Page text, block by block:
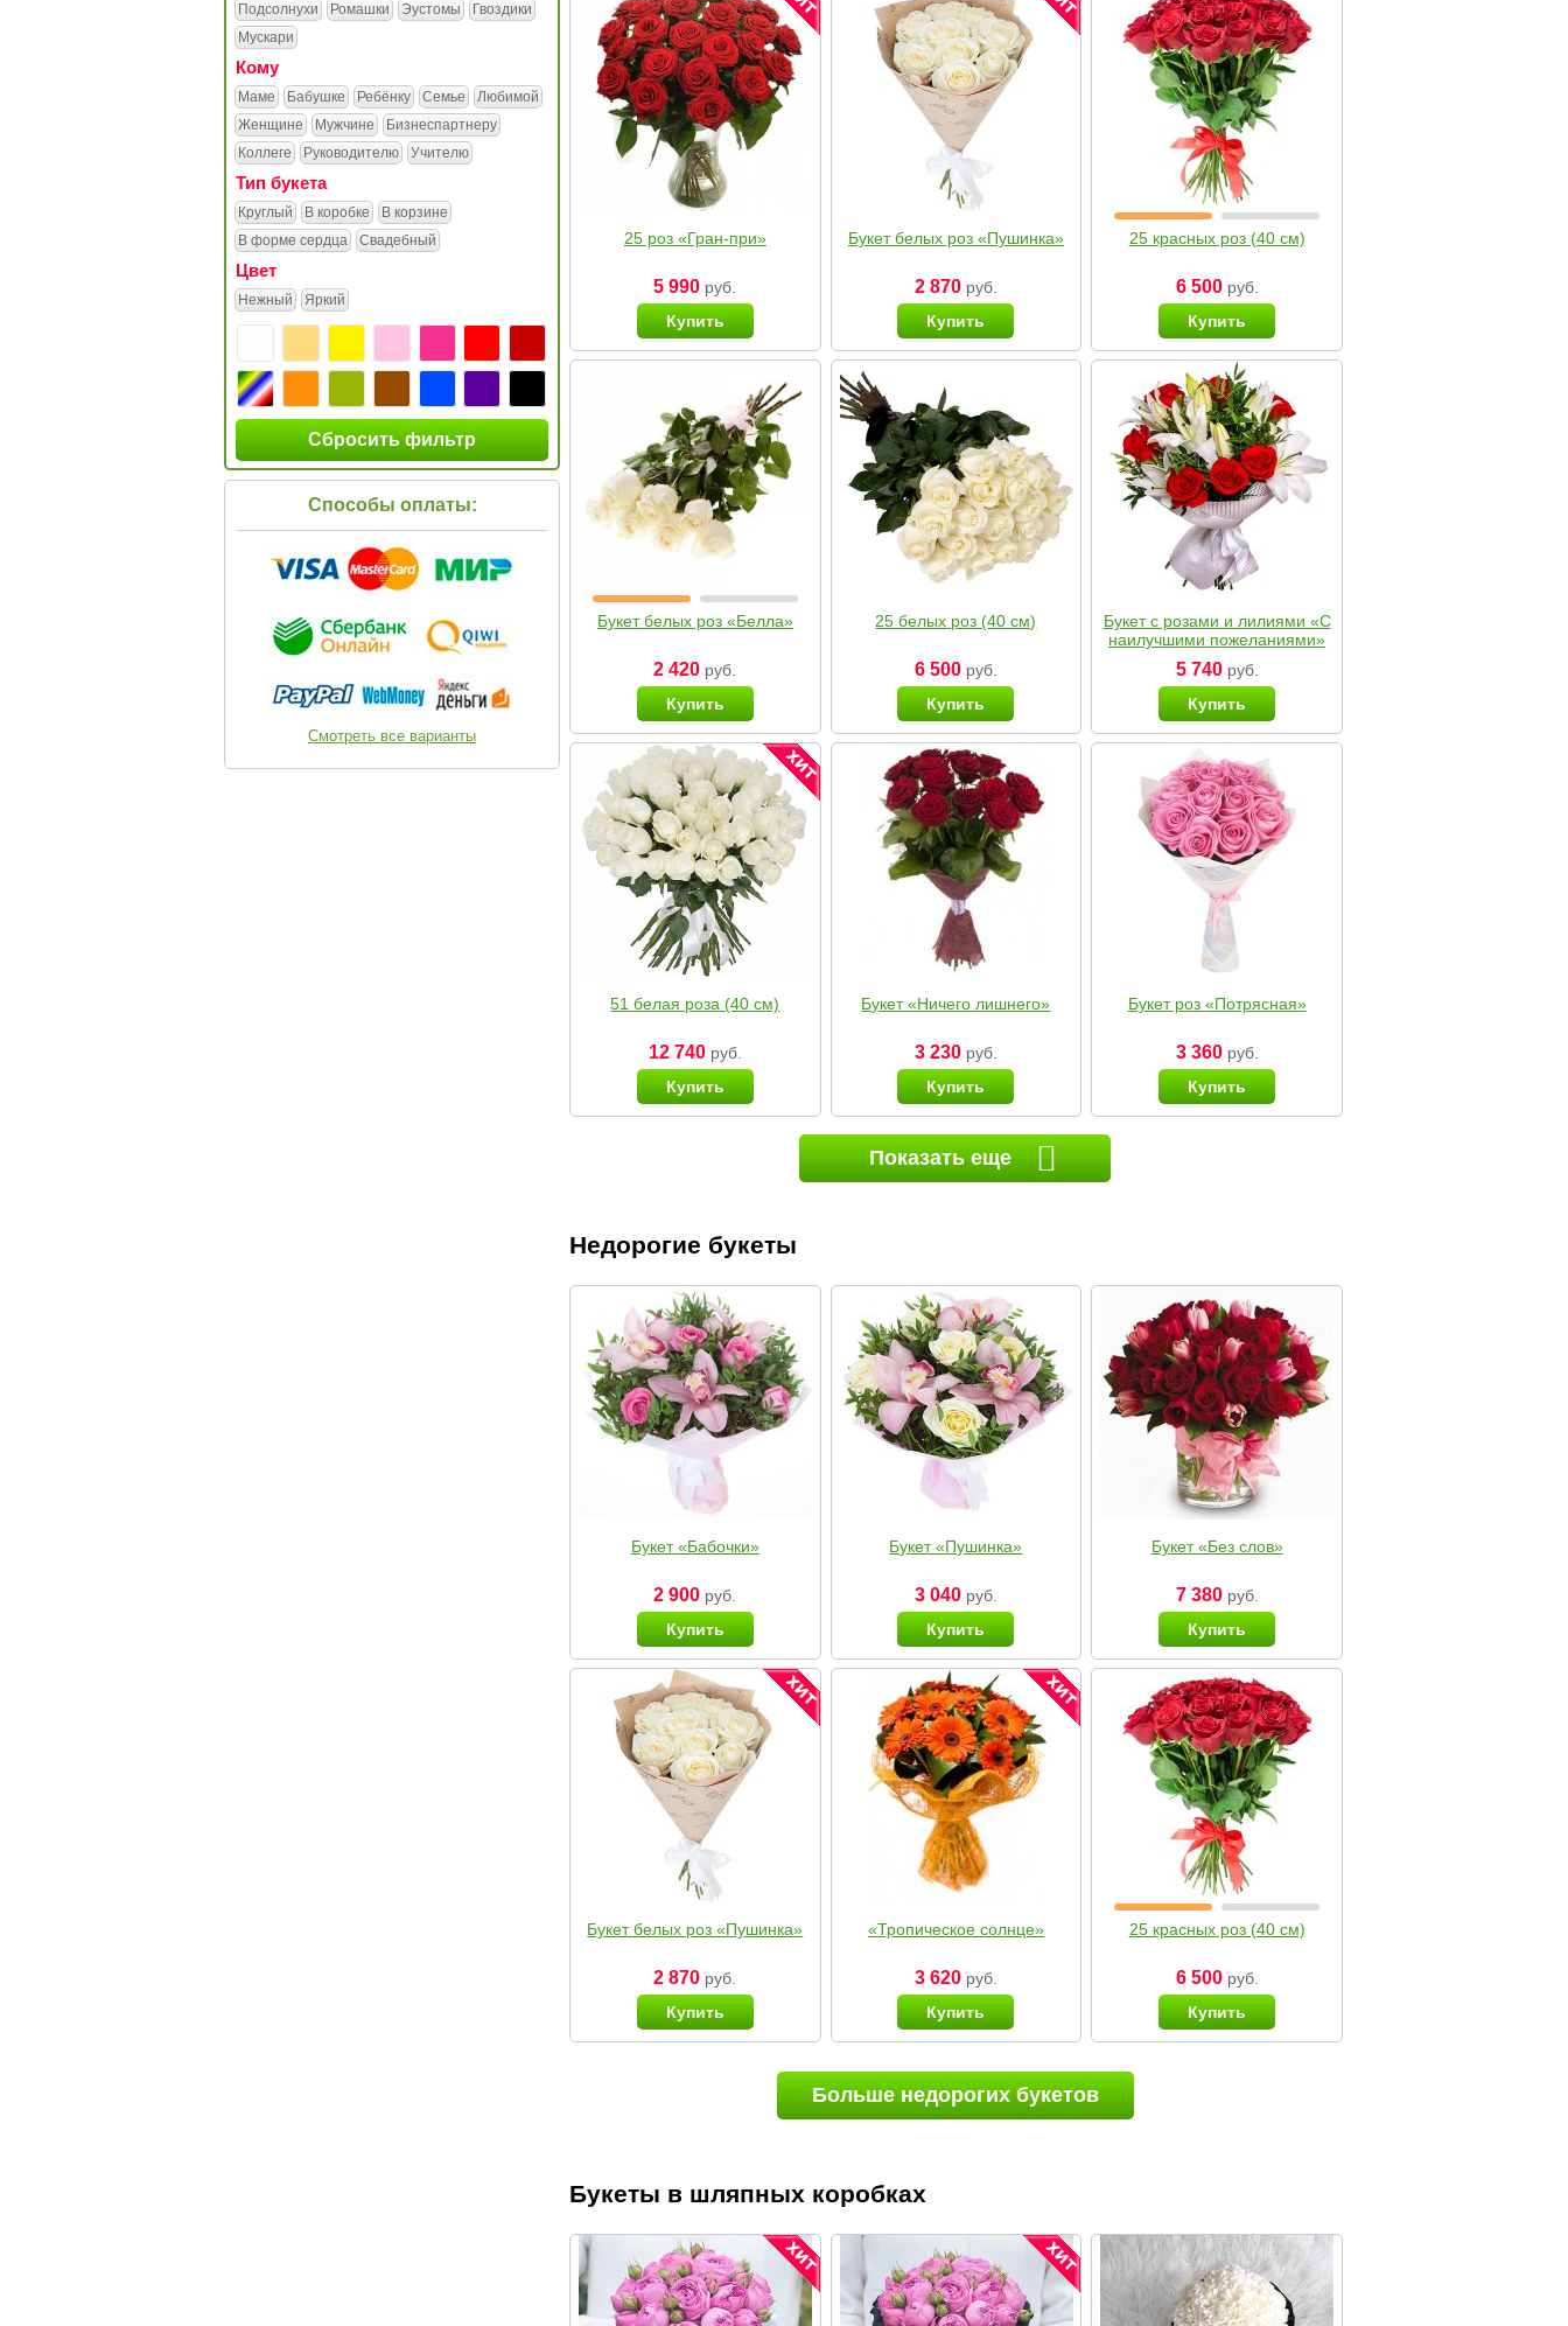
Подсолнухи
Ромашки Эустомы
Гвоздики
Мускари
Кому
Маме Бабушке Ребёнку Семье
Любимой
Женщине
Мужчине
Бизнеспартнеру
Коллеге
Руководителю Учителю
Тип букета
Круглый В коробке
В корзине
В форме сердца
Свадебный
Цвет
Нежный Яркий
Сбросить фильтр
Способы оплаты:
Смотреть все варианты
25 роз «Гран-при»
5 990 руб.
Купить
Букет белых роз «Пушинка»
2 870руб.
Купить
25 красных роз (40 см)
6 500руб.
Купить
Букет белых роз «Белла»
2 420 руб.
Купить
25 белых роз (40 см)
6 500руб.
Купить
Букет с розами и лилиями «С
наилучшими пожеланиями»
5 740руб.
Купить
51 белая роза (40 см)
12 740руб.
Купить
Букет «Ничего лишнего»
3 230руб.
Купить
Букет роз «Потрясная»
3 360руб.
Купить
Показать еще
Недорогие букеты
Букет «Бабочки»
2 900 руб.
Купить
Букет «Пушинка»
3 040руб.
Купить
Букет «Без слов»
7 380руб.
Купить
Букет белых роз «Пушинка»
2 870 руб.
Купить
«Тропическое солнце»
3 620руб.
Купить
25 красных роз (40 см)
6 500руб.
Купить
Больше недорогих букетов
Букеты в шляпных коробках